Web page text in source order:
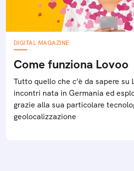
DIGITAL MAGAZINE
Come funziona Lovoo
Tutto quello che c’è da sapere su
incontri nata in Germania ed
grazie alla sua particolare
geolocalizzazione